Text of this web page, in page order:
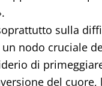
sulla
nodo cruciale
di
del